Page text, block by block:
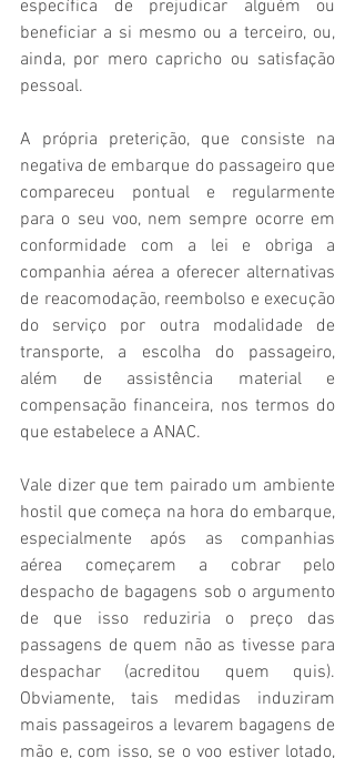
específica de prejudicar alguém ou
beneficiar a si mesmo ou a terceiro, ou,
ainda, por mero capricho ou satisfação
pessoal.
A própria preterição, que consiste na
negativa de embarque do passageiro que
compareceu pontual e regularmente
para o seu voo, nem sempre ocorre em
conformidade com a lei e obriga a
companhia aérea a oferecer alternativas
de reacomodação, reembolso e execução
do serviço por outra modalidade de
transporte, a escolha do passageiro,
além de assistência material e
compensação financeira, nos termos do
que estabelece a ANAC.
Vale dizer que tem pairado um ambiente
hostil que começa na hora do embarque,
especialmente após as companhias
aérea começarem a cobrar pelo
despacho de bagagens sob o argumento
de que isso reduziria o preço das
passagens de quem não as tivesse para
despachar (acreditou quem quis).
Obviamente, tais medidas induziram
mais passageiros a levarem bagagens de
mão e, com isso, se o voo estiver lotado,